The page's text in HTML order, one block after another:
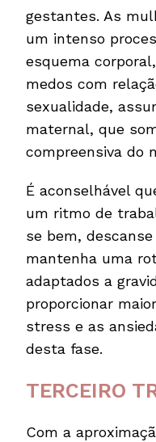
gestantes. As
um intenso
esquema
medos com
sexualidade,
maternal, que
compreensiva do
É aconselhável
um ritmo de
se bem,
mantenha uma
adaptados a
proporcionar
stress e as
desta fase.
TERCEIRO
Com a